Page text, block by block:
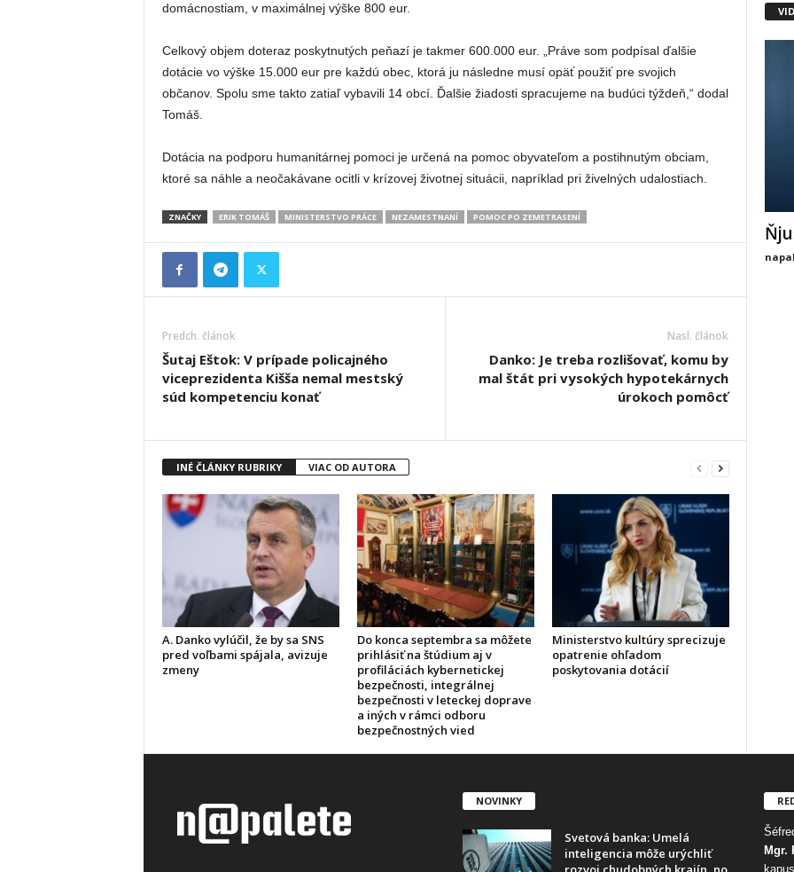
domácnostiam, v maximálnej výške 800 eur.
Celkový objem doteraz poskytnutých peňazí je takmer 600.000 eur. „Práve som podpísal ďalšie
dotácie vo výške 15.000 eur pre každú obec, ktorá ju následne musí opäť použiť pre svojich
občanov. Spolu sme takto zatiaľ vybavili 14 obcí. Ďalšie žiadosti spracujeme na budúci týždeň,“ dodal
Tomáš.
Dotácia na podporu humanitárnej pomoci je určená na pomoc obyvateľom a postihnutým obciam,
ktoré sa náhle a neočakávane ocitli v krízovej životnej situácii, napríklad pri živelných udalostiach.
ZNAČKY ERIK TOMÁŠ MINISTERSTVO PRÁCE NEZAMESTNANÍ POMOC PO ZEMETRASENÍ
Predch. článok
Šutaj Eštok: V prípade policajného
viceprezidenta Kišša nemal mestský
súd kompetenciu konať
Nasl. článok
Danko: Je treba rozlišovať, komu by
mal štát pri vysokých hypotekárnych
úrokoch pomôcť
INÉ ČLÁNKY RUBRIKY VIAC OD AUTORA
A. Danko vylúčil, že by sa SNS
pred voľbami spájala, avizuje
zmeny
Do konca septembra sa môžete
prihlásiť na štúdium aj v
profiláciách kybernetickej
bezpečnosti, integrálnej
bezpečnosti v leteckej doprave
a iných v rámci odboru
bezpečnostných vied
Ministerstvo kultúry sprecizuje
opatrenie ohľadom
poskytovania dotácií
NOVINKY
Svetová banka: Umelá
inteligencia môže urýchliť
Mgr.